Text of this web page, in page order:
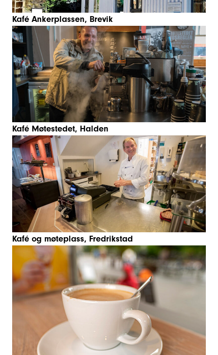
Kafé Ankerplassen, Brevik
Kafé Møtestedet, Halden
Kafé og møteplass, Fredrikstad